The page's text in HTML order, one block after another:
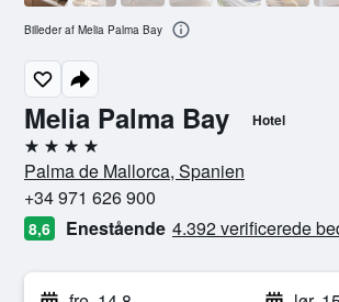
Melia Palma Bay Hotel
4 stjerner
Palma de Mallorca, Spanien
+34 971 626 900
8,6 Enestående 4.392 verificerede
Billeder af Melia Palma Bay